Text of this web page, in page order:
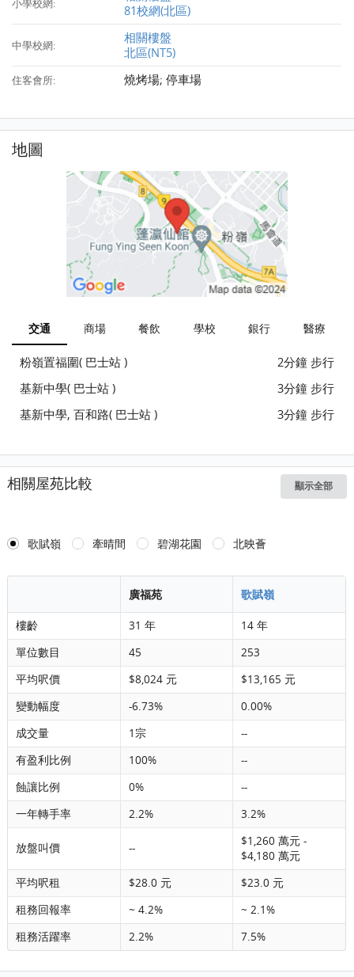
小學校網:
81校網(北區)
中學校網:
相關樓盤
北區(NT5)
住客會所: 燒烤場; 停車場
地圖
交通 商場 餐飲 學校 銀行 醫療
粉嶺置福圍( 巴士站 )
2分鐘 步行
基新中學( 巴士站 )
3分鐘 步行
基新中學, 百和路( 巴士站 )
3分鐘 步行
相關屋苑比較 顯示全部
歌賦嶺 牽晴間 碧湖花園 北映薈
廣福苑 歌賦嶺
樓齡 31 年
14 年
單位數目
45
253
平均呎價
$8,024 元
$13,165 元
變動幅度
-6.73%
0.00%
成交量
1宗
--
有盈利比例
100%
--
蝕讓比例
0%
--
一年轉手率
2.2% 3.2%
放盤叫價 --
$1,260 萬元 -
$4,180 萬元
平均呎租
$28.0 元
$23.0 元
租務回報率
~ 4.2%
~ 2.1%
租務活躍率
2.2% 7.5%